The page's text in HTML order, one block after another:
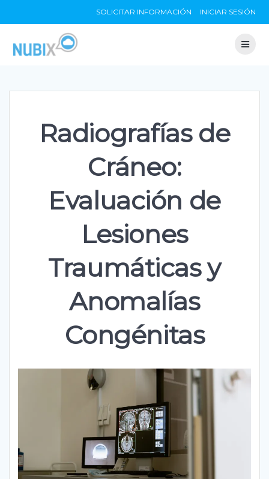
to
SOLICITAR INFORMACIÓN INICIAR SESIÓN
Radiografías de
Cráneo:
Evaluación de
Lesiones
Traumáticas y
Anomalías
Congénitas